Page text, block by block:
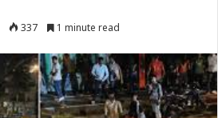
337 1 minute read